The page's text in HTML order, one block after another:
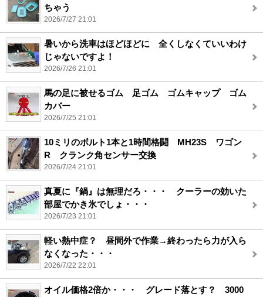
ちゃう
2026/7/27 21:01
暑いから洗車はほどほどに 全くしなくていいわけ
じゃないですよ！
2026/7/26 21:01
馬の足に被せるゴム 足ゴム ゴムキャップ ゴム
カバー
2026/7/25 21:01
10ミリのボルト1本と1時間格闘 MH23S ワゴン
R クランク角センサー交換
2026/7/24 21:01
真夏に『鍋』は無理だろ・・・ クーラーの効いた
部屋でかき氷でしょ・・・
2026/7/23 21:01
軽い熱中症？ 昼間外で作業→終わったら力が入ら
なくなった・・・
2026/7/22 22:01
オイル価格2倍か・・・ グレード落とす？ 3000